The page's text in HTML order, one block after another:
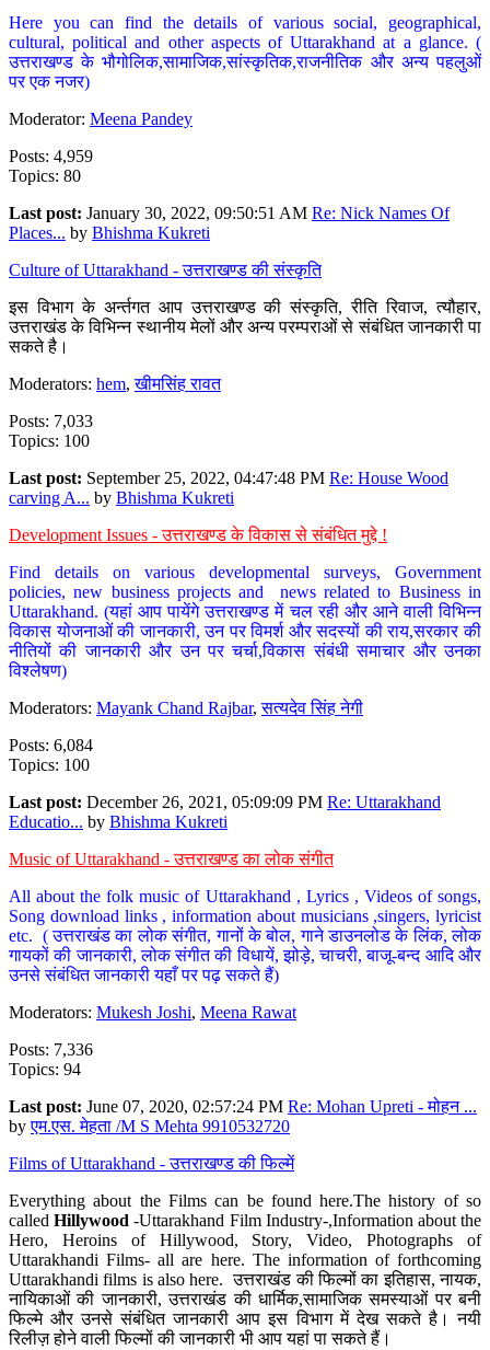
Here you can find the details of various social, geographical,
cultural, political and other aspects of Uttarakhand at a glance. (
उत्तराखण्ड के भौगोलिक,सामाजिक,सांस्कृतिक,राजनीतिक और अन्य पहलुओं
पर एक नजर)
Moderator: Meena Pandey
Posts: 4,959
Topics: 80
Last post: January 30, 2022, 09:50:51 AM Re: Nick Names Of
Places... by Bhishma Kukreti
Culture of Uttarakhand - उत्तराखण्ड की संस्कृति
इस विभाग के अर्न्तगत आप उत्तराखण्ड की संस्कृति, रीति रिवाज, त्यौहार,
उत्तराखंड के विभिन्न स्थानीय मेलों और अन्य परम्पराओं से संबंधित जानकारी पा
सकते है।
Moderators: hem,खीमसिंह रावत
Posts: 7,033
Topics: 100
Last post: September 25, 2022, 04:47:48 PM Re: House Wood
carving A... by Bhishma Kukreti
Development Issues - उत्तराखण्ड के विकास से संबंधित मुद्दे !
Find details on various developmental surveys, Government
policies, new business projects and news related to Business in
Uttarakhand. (यहां आप पायेंगे उत्तराखण्ड में चल रही और आने वाली विभिन्न
विकास योजनाओं की जानकारी, उन पर विमर्श और सदस्यों की राय,सरकार की
नीतियों की जानकारी और उन पर चर्चा,विकास संबंधी समाचार और उनका
विश्लेषण)
Moderators: Mayank Chand Rajbar,सत्यदेव सिंह नेगी
Posts: 6,084
Topics: 100
Last post: December 26, 2021, 05:09:09 PM Re: Uttarakhand
Educatio... by Bhishma Kukreti
Music of Uttarakhand - उत्तराखण्ड का लोक संगीत
All about the folk music of Uttarakhand , Lyrics , Videos of songs,
Song download links , information about musicians ,singers, lyricist
etc. ( उत्तराखंड का लोक संगीत, गानों के बोल, गाने डाउनलोड के लिंक, लोक
गायकों की जानकारी, लोक संगीत की विधायें, झोड़े, चाचरी, बाजू-बन्द आदि और
उनसे संबंधित जानकारी यहाँ पर पढ़ सकते हैं)
Moderators: Mukesh Joshi, Meena Rawat
Posts: 7,336
Topics: 94
Last post: June 07, 2020, 02:57:24 PM Re: Mohan Upreti - मोहन ...
byएम.एस. मेहता /M S Mehta 9910532720
Films of Uttarakhand - उत्तराखण्ड की फिल्में
Everything about the Films can be found here.The history of so
calledHillywood-Uttarakhand Film Industry-,Information about the
Hero, Heroins of Hillywood, Story, Video, Photographs of
Uttarakhandi Films- all are here. The information of forthcoming
Uttarakhandi films is also here. उत्तराखंड की फिल्मों का इतिहास, नायक,
नायिकाओं की जानकारी, उत्तराखंड की धार्मिक,सामाजिक समस्याओं पर बनी
फिल्मे और उनसे संबंधित जानकारी आप इस विभाग में देख सकते है। नयी
रिलीज़ होने वाली फिल्मों की जानकारी भी आप यहां पा सकते हैं।